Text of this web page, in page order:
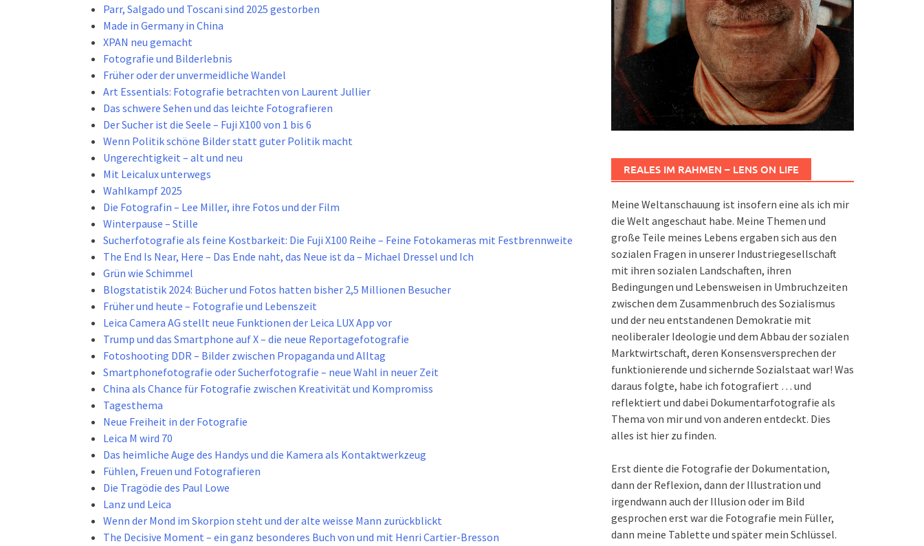
Parr, Salgado und Toscani sind 2025 gestorben
Made in Germany in China
XPAN neu gemacht
Fotografie und Bilderlebnis
Früher oder der unvermeidliche Wandel
Art Essentials: Fotografie betrachten von Laurent Jullier
Das schwere Sehen und das leichte Fotografieren
Der Sucher ist die Seele – Fuji X100 von 1 bis 6
Wenn Politik schöne Bilder statt guter Politik macht
Ungerechtigkeit – alt und neu
Mit Leicalux unterwegs
Wahlkampf 2025
Die Fotografin – Lee Miller, ihre Fotos und der Film
Winterpause – Stille
Sucherfotografie als feine Kostbarkeit: Die Fuji X100 Reihe – Feine Fotokameras mit Festbrennweite
The End Is Near, Here – Das Ende naht, das Neue ist da – Michael Dressel und Ich
Grün wie Schimmel
Blogstatistik 2024: Bücher und Fotos hatten bisher 2,5 Millionen Besucher
Früher und heute – Fotografie und Lebenszeit
Leica Camera AG stellt neue Funktionen der Leica LUX App vor
Trump und das Smartphone auf X – die neue Reportagefotografie
Fotoshooting DDR – Bilder zwischen Propaganda und Alltag
Smartphonefotografie oder Sucherfotografie – neue Wahl in neuer Zeit
China als Chance für Fotografie zwischen Kreativität und Kompromiss
Tagesthema
Neue Freiheit in der Fotografie
Leica M wird 70
Das heimliche Auge des Handys und die Kamera als Kontaktwerkzeug
Fühlen, Freuen und Fotografieren
Die Tragödie des Paul Lowe
Lanz und Leica
Wenn der Mond im Skorpion steht und der alte weisse Mann zurückblickt
The Decisive Moment – ein ganz besonderes Buch von und mit Henri Cartier-Bresson
REALES IM RAHMEN – LENS ON LIFE
Meine Weltanschauung ist insofern eine als ich mir
die Welt angeschaut habe. Meine Themen und
große Teile meines Lebens ergaben sich aus den
sozialen Fragen in unserer Industriegesellschaft
mit ihren sozialen Landschaften, ihren
Bedingungen und Lebensweisen in Umbruchzeiten
zwischen dem Zusammenbruch des Sozialismus
und der neu entstandenen Demokratie mit
neoliberaler Ideologie und dem Abbau der sozialen
Marktwirtschaft, deren Konsensversprechen der
funktionierende und sichernde Sozialstaat war! Was
daraus folgte, habe ich fotografiert … und
reflektiert und dabei Dokumentarfotografie als
Thema von mir und von anderen entdeckt. Dies
alles ist hier zu finden.
Erst diente die Fotografie der Dokumentation,
dann der Reflexion, dann der Illustration und
irgendwann auch der Illusion oder im Bild
gesprochen erst war die Fotografie mein Füller,
dann meine Tablette und später mein Schlüssel.